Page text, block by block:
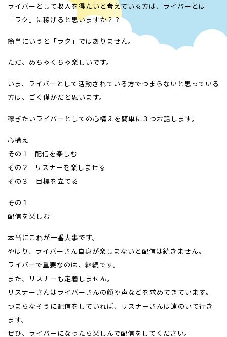
ライバーとして収入を得たいと考えている方は、ライバーとは
「ラク」に稼げると思いますか？？
簡単にいうと「ラク」ではありません。
ただ、めちゃくちゃ楽しいです。
いま、ライバーとして活動されている方でつまらないと思っている
方は、ごく僅かだと思います。
稼ぎたいライバーとしての心構えを簡単に３つお話します。
心構え
その１ 配信を楽しむ
その２ リスナーを楽しませる
その３ 目標を立てる
その１
配信を楽しむ
本当にこれが一番大事です。
やはり、ライバーさん自身が楽しまないと配信は続きません。
ライバーで重要なのは、継続です。
また、リスナーも定着しません。
リスナーさんはライバーさんの顔や声などを求めてきています。
つまらなそうに配信をしていれば、リスナーさんは遠のいて行き
ます。
ぜひ、ライバーになったら楽しんで配信をしてください。